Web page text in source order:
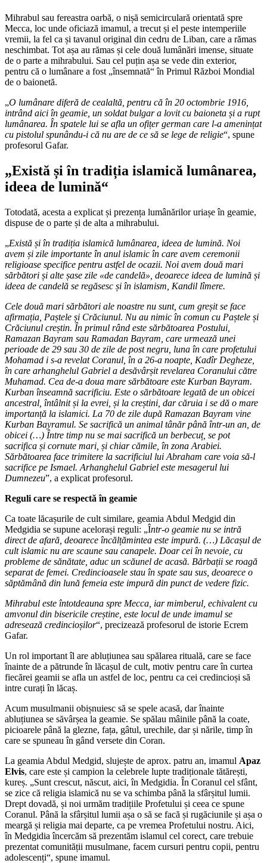
Mihrabul sau fereastra oarbă, o nișă semicirculară orientată spre
Mecca, loc unde oficiază imamul, a trecut și el peste intemperiile
vremii, la fel ca și tavanul original din cedru de Liban, care a rămas
neschimbat. Tot așa au rămas și cele două lumânări imense, situate
de o parte a mihrabului. Sau cel puțin așa se vede din exterior,
pentru că o lumânare a fost „însemnată“ în Primul Război Mondial
de o baionetă.
„O lumânare diferă de cealaltă, pentru că în 20 octombrie 1916,
intrând aici în geamie, un soldat bulgar a lovit cu baioneta și a rupt
lumânarea. În spatele lui se afla un ofițer german care l-a amenințat
cu pistolul spunându-i că nu are de ce să se lege de religie“, spune
profesorul Gafar.
„Există și în tradiția islamică lumânarea,
ideea de lumină“
Totodată, acesta a explicat și prezența lumânărilor uriașe în geamie,
dispuse de o parte și de alta a mihrabului.
„Există și în tradiția islamică lumânarea, ideea de lumină. Noi
avem și zile importante în anul islamic în care avem ceremonii
religioase specifice pentru astfel de ocazii. Noi avem două mari
sărbători și alte șase zile «de candelă», deoarece ideea de lumină și
ideea de candelă se regăsesc și în islamism, Kandil lîmere.
Cele două mari sărbători ale noastre nu sunt, cum greșit se face
afirmația, Paștele și Crăciunul. Nu au nimic în comun cu Paștele și
Crăciunul creștin. În primul rând este sărbătoarea Postului,
Ramazan Bayram sau Ramadan Bayram, care urmează unei
perioade de 29 sau 30 de zile de post negru, luna în care profetului
Mohamad i s-a revelat Coranul, în a 26-a noapte, Kadîr Degheze,
în care arhanghelul Gabriel a desăvârșit revelarea Coranului către
Muhamad. Cea de-a doua mare sărbătoare este Kurban Bayram.
Kurban înseamnă sacrificiu. Este o sărbătoare legată de un obicei
ancestral, întâlnit și la evrei, și la creștini, dar căruia i se dă o mare
importanță la islamici. La 70 de zile după Ramazan Bayram vine
Kurban Bayramul. Se sacrifică un animal tânăr până într-un an, de
obicei (…) Între timp nu se mai sacrifică un berbecuț, se pot
sacrifica și cornute mari, și chiar cămile, în zona Arabiei.
Sărbătoarea face trimitere la sacrificiul lui Abraham care voia să-l
sacrifice pe Ismael. Arhanghelul Gabriel este mesagerul lui
Dumnezeu”, a explicat profesorul.
Reguli care se respectă în geamie
Ca toate lăcașurile de cult similare, geamia Abdul Medgid din
Medgidia se supune acelorași reguli: „Într-o geamie nu se intră
direct de afară, deoarece încălțămintea este impură. (…) Lăcașul de
cult islamic nu are scaune sau canapele. Doar cei în nevoie, cu
probleme de sănătate, aduc un scăunel de acasă. Bărbații se roagă
separat de femei. Credincioasele stau în spate sau sus, deoarece o
săptămână din lună femeia este impură din punct de vedere fizic.
Mihrabul este întotdeauna spre Mecca, iar mimberul, echivalent cu
amvonul din bisericile creștine, este locul de unde imamul se
adresează credincioșilor“, precizează profesorul de istorie Ecrem
Gafar.
Un rol important îl are abluțiunea sau spălarea rituală, care se face
înainte de a pătrunde în lăcașul de cult, motiv pentru care în curtea
fiecărei geamii se afla un astfel de loc, pentru ca cei credincioși să
intre curați în lăcaș.
Acum musulmanii obișnuiesc să se spele acasă, dar înainte
abluțiunea se săvârșea la geamie. Se spălau mâinile până la coate,
picioarele până la glezne, fața, gâtul, urechile, dar și nările, timp în
care se spuneau în gând versete din Coran.
La geamia Abdul Medgid, slujește de aprox. patru an, imamul Apaz
Elvis, care este și campion la celebrele lupte tradiționale tătărești,
kureș. „Sunt crescut, născut, aici, în Medgidia. În Coranul cel sfânt,
se zice că religia islamică nu se va schimba până la sfârșitul lumii.
Drept dovadă, și noi urmăm tradițiile Profetului și ceea ce spune
Coranul. Până la sfârșitul lumii așa o să se facă și rugăciunile și așa o
meargă și religia mai departe, ca pe vremea Profetului nostru. Aici,
în Medgidia încercăm să prezentăm islamul cel corect, care trebuie
prezentat comunității musulmane, facem cursuri pentru copii, pentru
adolescenți“, spune imamul.